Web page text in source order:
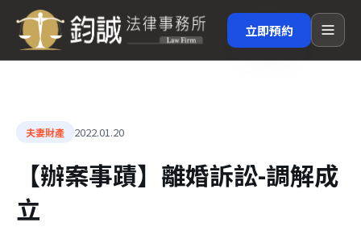
立即預約
夫妻財產 2022.01.20
【辦案事蹟】離婚訴訟-調解成
立